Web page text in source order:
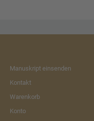
Manuskript einsenden
Kontakt
Warenkorb
Konto